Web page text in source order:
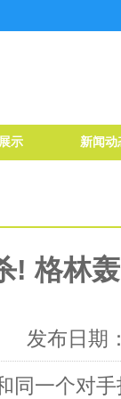
示 新闻动
! 格林
发布日期
同一个对